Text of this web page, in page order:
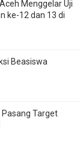
Menggelar Uji
ke-12 dan 13 di
Beasiswa
Pasang Target